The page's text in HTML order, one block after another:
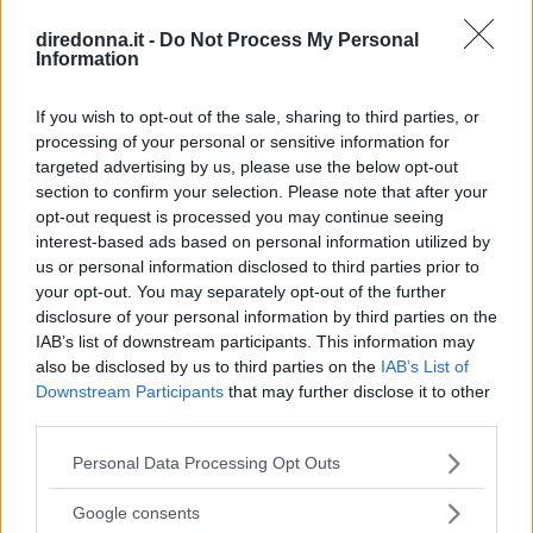
diredonna.it - Do Not Process My Personal
Information
If you wish to opt-out of the sale, sharing to third parties, or
processing of your personal or sensitive information for
targeted advertising by us, please use the below opt-out
section to confirm your selection. Please note that after your
opt-out request is processed you may continue seeing
interest-based ads based on personal information utilized by
us or personal information disclosed to third parties prior to
your opt-out. You may separately opt-out of the further
disclosure of your personal information by third parties on the
IAB’s list of downstream participants. This information may
also be disclosed by us to third parties on the IAB’s List of
Downstream Participants that may further disclose it to other
Please note that this website/app uses one or more Google
not limited to your visit or usage behaviour. You may click to
Personal Data Processing Opt Outs
Google consents
Toglietelo dal sugo e passate il sugo al setaccio,
Mettete sul piatto di portata il coniglio che
taglierete in tavola, distribuendo ai commensali
un pezzo di carne, un po’ di ripieno e facendo
loro versare da soli la salsa calda a piacere.
Continua a leggere dopo la pubblicità
DOSI PER 4 PERSONE
INGREDIENTI
1 coniglio
300 g. di carne macinata anche avanzata